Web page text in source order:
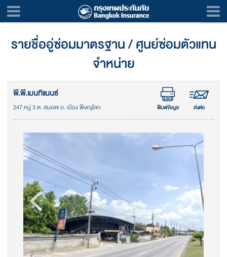
รายชื่ออู่ซ่อมมาตรฐาน / ศูนย์ซ่อมตัวแทน
จำหน่าย
พี.พี.เมนทิแนนซ์
247 หมู่ 3 ต. สมอแข อ. เมือง พิษณุโลก พิมพ์ข้อมูล ส่งต่อ